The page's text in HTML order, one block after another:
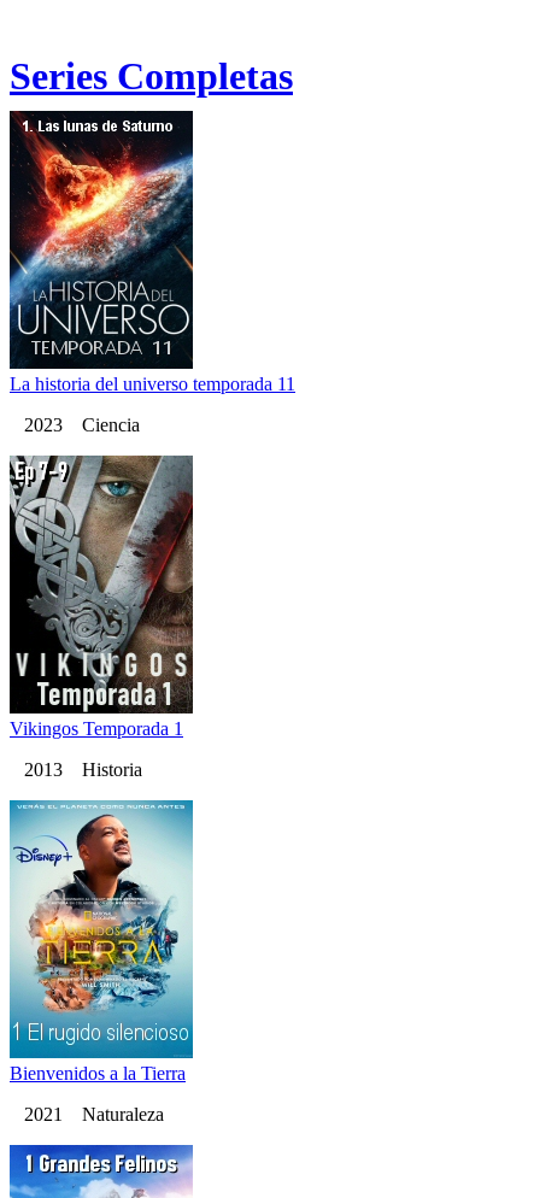
Series Completas
La historia del universo temporada 11
2023 Ciencia
Vikingos Temporada 1
2013 Historia
Bienvenidos a la Tierra
2021 Naturaleza